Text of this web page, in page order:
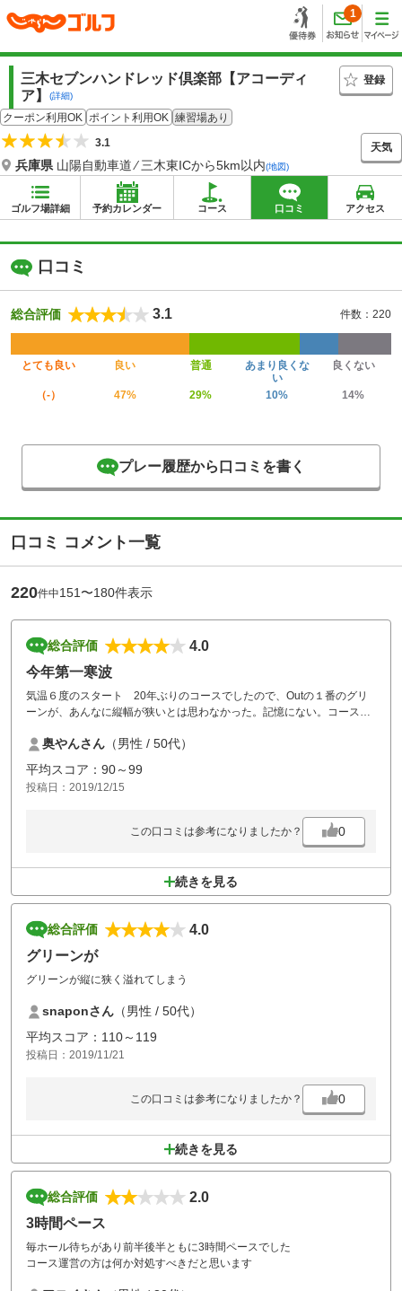
1
三木セブンハンドレッド倶楽部【アコーディ
ア】
(詳細)
登録
クーポン利用OK ポイント利用OK 練習場あり
3.1
兵庫県 山陽自動車道 ⁄ 三木東ICから5km以内(地図)
天気
ゴルフ場詳細 予約カレンダー コース 口コミ アクセス
口コミ
総合評価 3.1 件数：220
とても良い 良い 普通
あまり良くな
い
良くない
（-） 47% 29% 10% 14%
プレー履歴から口コミを書く
口コミ コメント一覧
220件中151〜180件表示
総合評価
4.0
今年第一寒波
気温６度のスタート 20年ぶりのコースでしたので、Outの１番のグリ
ーンが、あんなに縦幅が狭いとは思わなかった。記憶にない。コースは
奥やんさん （男性 / 50代）
平均スコア：90～99
投稿日：2019/12/15
この口コミは参考になりましたか？ 0
続きを見る
総合評価
4.0
グリーンが
グリーンが縦に狭く溢れてしまう
snaponさん （男性 / 50代）
平均スコア：110～119
投稿日：2019/11/21
この口コミは参考になりましたか？ 0
続きを見る
総合評価
2.0
3時間ペース
毎ホール待ちがあり前半後半ともに3時間ペースでした
コース運営の方は何か対処すべきだと思います